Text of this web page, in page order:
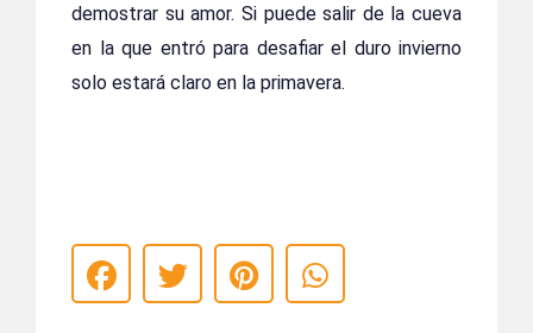
demostrar su amor. Si puede salir de la cueva
en la que entró para desafiar el duro invierno
solo estará claro en la primavera.